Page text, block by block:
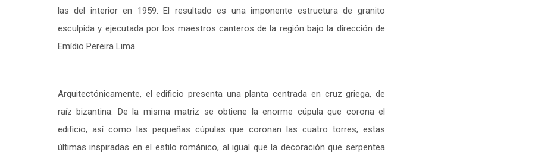
las del interior en 1959. El resultado es una imponente estructura de granito
esculpida y ejecutada por los maestros canteros de la región bajo la dirección de
Emídio Pereira Lima.
Arquitectónicamente, el edificio presenta una planta centrada en cruz griega, de
raíz bizantina. De la misma matriz se obtiene la enorme cúpula que corona el
edificio, así como las pequeñas cúpulas que coronan las cuatro torres, estas
últimas inspiradas en el estilo románico, al igual que la decoración que serpentea